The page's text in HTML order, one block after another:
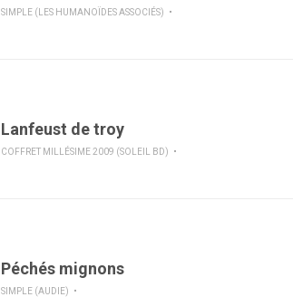
SIMPLE (LES HUMANOÏDES ASSOCIÉS)
Lanfeust de troy
COFFRET MILLÉSIME 2009 (SOLEIL BD)
Péchés mignons
SIMPLE (AUDIE)